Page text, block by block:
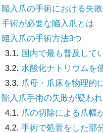
陥入爪の手術における失
手術が必要な陥入爪とは
陥入爪の手術方法3つ
3.1. 国内で最も普及して
3.2. 水酸化ナトリウムを
3.3. 爪母・爪床を物理的
陥入爪手術の失敗が疑われ
4.1. 爪の切除による爪幅
4.2. 手術で処置をした部